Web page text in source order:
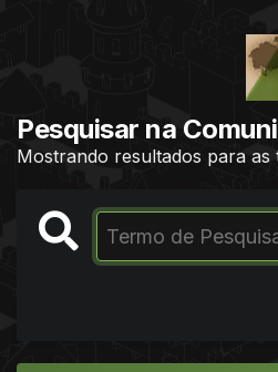
Pesquisar na
Mostrando resultados para